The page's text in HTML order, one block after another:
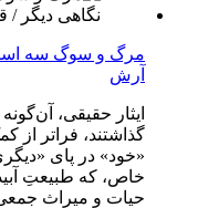
مرگ و سوگ سه
آرش
ایثار حقیقی،
گذاشتند، فراتر
«خود» در پای
خاص، که طبیعتِ
حیات و میراث